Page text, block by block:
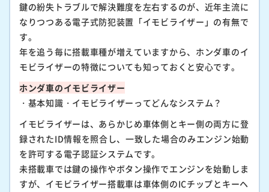
鍵の紛失トラブルで解決難度を左右するのが、近年主流に
なりつつある電子式防犯装置「イモビライザー」の有無で
す。
年を追う毎に搭載車種が増えていますから、ホンダ車のイ
モビライザーの特徴についても知っておくと安心です。
ホンダ車のイモビライザー
・基本知識・イモビライザーってどんなシステム？
イモビライザーは、あらかじめ車体側とキー側の両方に登
録されたID情報を照合し、一致した場合のみエンジン始動
を許可する電子認証システムです。
未搭載車では鍵の操作やボタン操作でエンジンを始動しま
すが、イモビライザー搭載車は車体側のICチップとキーヘ